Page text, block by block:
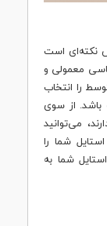
نکته‌ای است
معمولی و
را انتخاب
از سوی
می‌توانید
شما را
شما به